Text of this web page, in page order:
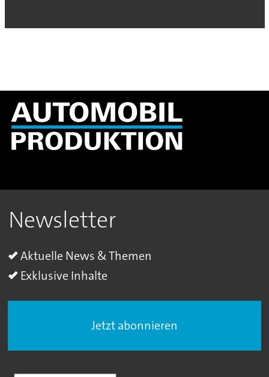
Newsletter
Aktuelle News & Themen
Exklusive Inhalte
Jetzt abonnieren